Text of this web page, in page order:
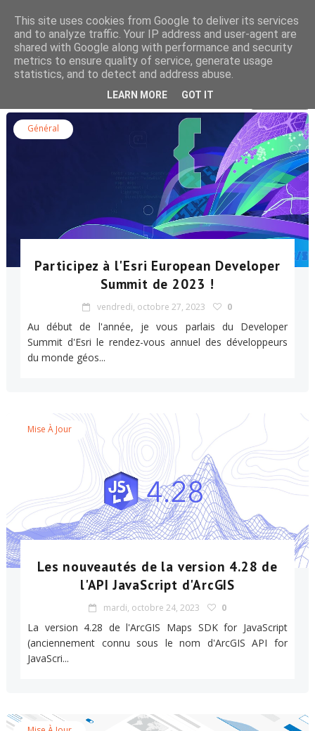
Rechercher dans le blog
Général
Participez à l'Esri European Developer
Summit de 2023 !
vendredi, octobre 27, 2023 0
Au début de l'année, je vous parlais du Developer
Summit d'Esri le rendez-vous annuel des développeurs
du monde géos...
Mise À Jour
Les nouveautés de la version 4.28 de
l'API JavaScript d'ArcGIS
mardi, octobre 24, 2023 0
La version 4.28 de l'ArcGIS Maps SDK for JavaScript
(anciennement connu sous le nom d'ArcGIS API for
JavaScri...
This site uses cookies from Google to deliver its services
and to analyze traffic. Your IP address and user-agent are
shared with Google along with performance and security
metrics to ensure quality of service, generate usage
statistics, and to detect and address abuse.
LEARN MORE GOT IT